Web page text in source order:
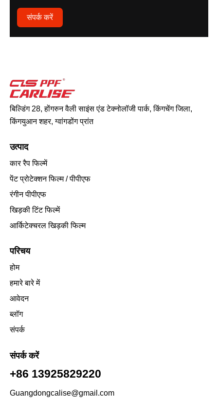
संपर्क करें
बिल्डिंग 28, होंगरुन वैली साइंस एंड टेक्नोलॉजी पार्क, किंगचेंग जिला,
किंगयुआन शहर, ग्वांगडोंग प्रांत
उत्पाद
कार रैप फिल्में
पेंट प्रोटेक्शन फिल्म / पीपीएफ
रंगीन पीपीएफ
खिड़की टिंट फिल्में
आर्किटेक्चरल खिड़की फिल्म
परिचय
होम
हमारे बारे में
आवेदन
ब्लॉग
संपर्क
संपर्क करें
+86 13925829220
Guangdongcalise@gmail.com